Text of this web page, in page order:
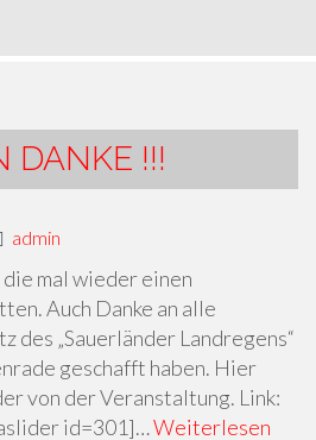
DANKE !!!
admin
mal wieder einen
Auch Danke an alle
des „Sauerländer Landregens“
geschafft haben. Hier
von der Veranstaltung. Link:
id=301]…Weiterlesen